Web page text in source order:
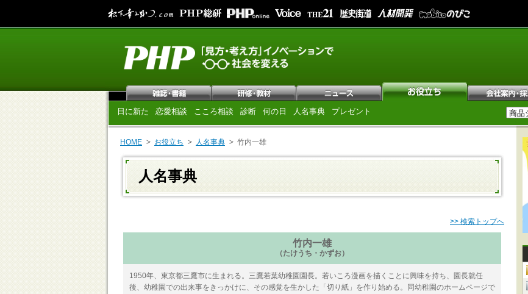
日に新た 恋愛相談 こころ相談 診断 何の日 人名事典 プレゼント
HOME お役立ち 人名事典 竹内一雄
人名事典
>> 検索トップへ
竹内一雄
（たけうち・かずお）
1950年、東京都三鷹市に生まれる。三鷹若葉幼稚園園長。若いころ漫画を描くことに興味を持ち、園長就任
後、幼稚園での出来事をきっかけに、その感覚を生かした「切り紙」を作り始める。同幼稚園のホームページで